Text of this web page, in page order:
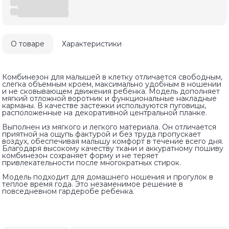
О товаре Характеристики
Комбинезон для малышей в клетку отличается свободным,
слегка объемным кроем, максимально удобным в ношении
и не сковывающем движения ребенка. Модель дополняет
мягкий отложной воротник и функциональные накладные
карманы. В качестве застежки используются пуговицы,
расположенные на декоративной центральной планке.
Выполнен из мягкого и легкого материала. Он отличается
приятной на ощупь фактурой и без труда пропускает
воздух, обеспечивая малышу комфорт в течение всего дня.
Благодаря высокому качеству ткани и аккуратному пошиву
комбинезон сохраняет форму и не теряет
привлекательности после многократных стирок.
Модель подходит для домашнего ношения и прогулок в
теплое время года. Это незаменимое решение в
повседневном гардеробе ребенка.